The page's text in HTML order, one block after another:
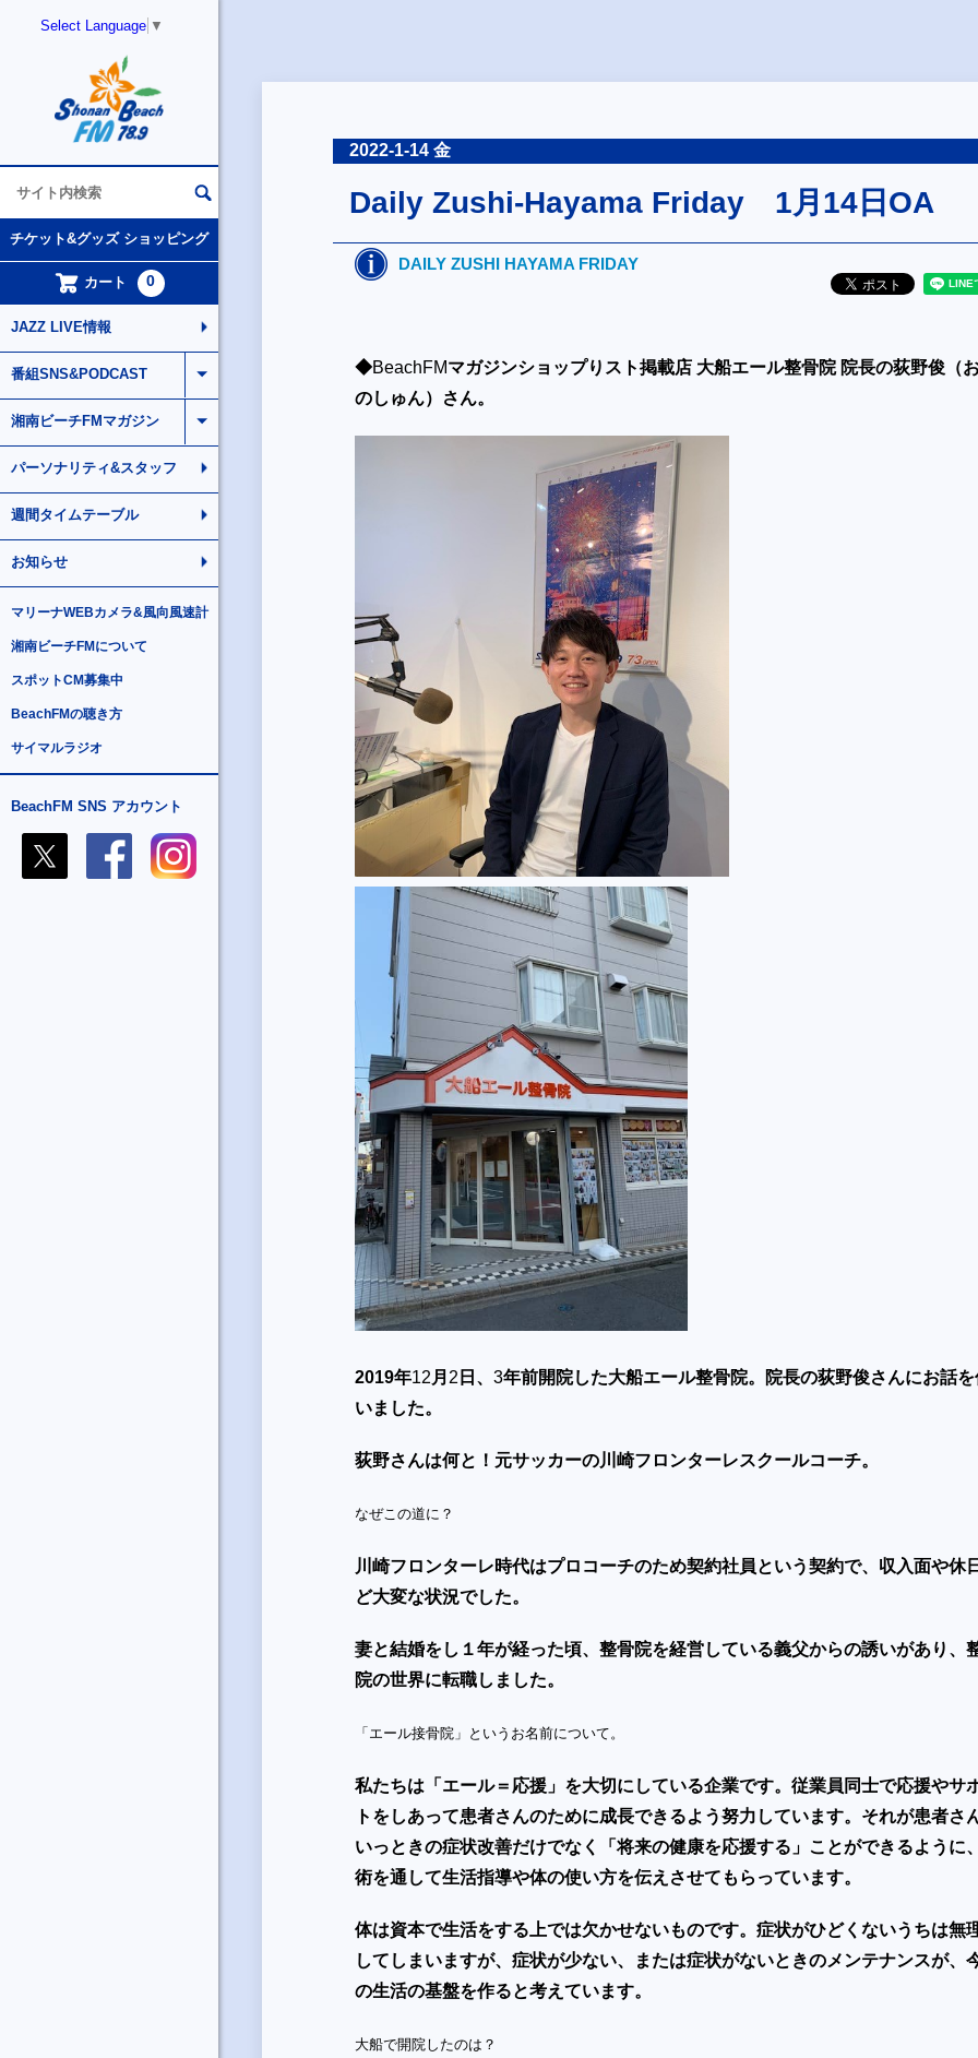
Select Language ▼
チケット&グッズ ショッピング
カート 0
JAZZ LIVE情報
番組SNS&PODCAST
湘南ビーチFMマガジン
パーソナリティ&スタッフ
週間タイムテーブル
お知らせ
マリーナWEBカメラ&風向風速計
湘南ビーチFMについて
スポットCM募集中
BeachFMの聴き方
サイマルラジオ
BeachFM SNS アカウント
2022-1-14 金
Daily Zushi-Hayama Friday 1月14日OA
DAILY ZUSHI HAYAMA FRIDAY
◆BeachFMマガジンショップりスト掲載店 大船エール整骨院 院長の荻野俊（
のしゅん）さん。
2019年12 月 2 日、 3年前開院した大船エール整骨院。
院長の荻野俊さんにお話を
いました。
荻野さんは何と！元サッカーの川崎フロンターレスクールコーチ。
なぜこの道に？
川崎フロンターレ時代はプロコーチのため契約社員という契約で、収入面や休
ど大変な状況でした。
妻と結婚をし１年が経った頃、整骨院を経営している義父からの誘いがあり、
院の世界に転職しました。
「エール接骨院」というお名前について。
私たちは「エール＝応援」を大切にしている企業です。従業員同士で応援やサ
トをしあって患者さんのために成長できるよう努力しています。それが患者さ
いっときの症状改善だけでなく「将来の健康を応援する」ことができるように
術を通して生活指導や体の使い方を伝えさせてもらっています。
体は資本で生活をする上では欠かせないものです。症状がひどくないうちは無
してしまいますが、症状が少ない、または症状がないときのメンテナンスが、
の生活の基盤を作ると考えています。
大船で開院したのは？